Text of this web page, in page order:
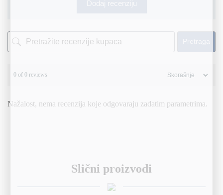
0 of 0 reviews
Nažalost, nema recenzija koje odgovaraju zadatim parametrima.
Slični proizvodi